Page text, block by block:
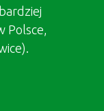
Polsce,